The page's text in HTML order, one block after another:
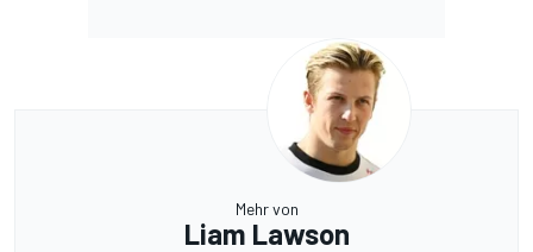
Mehr von
Liam Lawson